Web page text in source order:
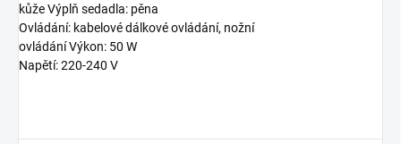
kůže Výplň sedadla: pěna
Ovládání: kabelové dálkové ovládání, nožní
ovládání Výkon: 50 W
Napětí: 220-240 V